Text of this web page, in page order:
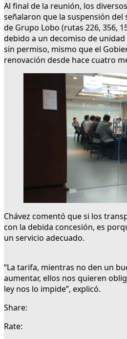
Al final de la reunión, los
señalaron que la suspensión del
de Grupo Lobo (rutas 226, 356,
debido a un decomiso de
sin permiso, mismo que el
renovación desde hace cuatro
Chávez comentó que si los
con la debida concesión, es
un servicio adecuado.
“La tarifa, mientras no den un
aumentar, ellos nos quieren
ley nos lo impide”, explicó.
Share:
Rate: